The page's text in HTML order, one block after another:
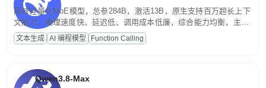
高效轻量化MoE模型，总参284B，激活13B，原生支持百万超长上下
文能力。推理速度快、延迟低、调用成本低廉，综合能力均衡，主打
高并发、轻量化任务，适合日常对话、内容创作、基础 RAG、批量
文案处理等普惠刚需场景。
文本生成 AI 编程模型 Function Calling
Qwen3.8-Max